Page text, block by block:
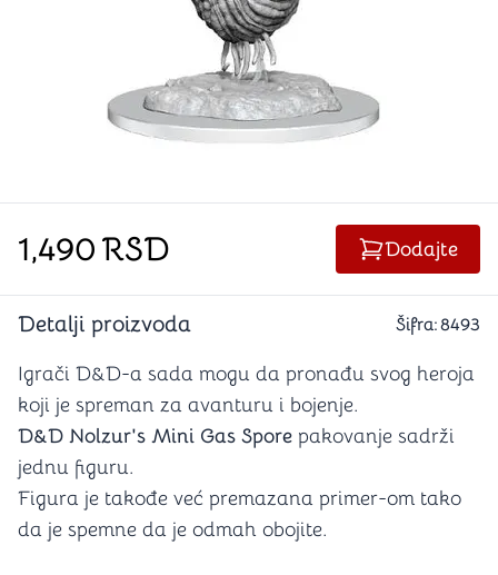
1,490RSD Dodajte
Detalji proizvoda Šifra:8493
Igrači D&D-a sada mogu da pronađu svog heroja
koji je spreman za avanturu i bojenje.
D&D Nolzur's Mini Gas Spore pakovanje sadrži
jednu figuru.
Figura je takođe već premazana primer-om tako
da je spemne da je odmah obojite.